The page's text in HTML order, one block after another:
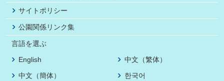
サイトポリシー
公園関係リンク集
言語を選ぶ
English
中文（繁体）
中文（簡体）
한국어